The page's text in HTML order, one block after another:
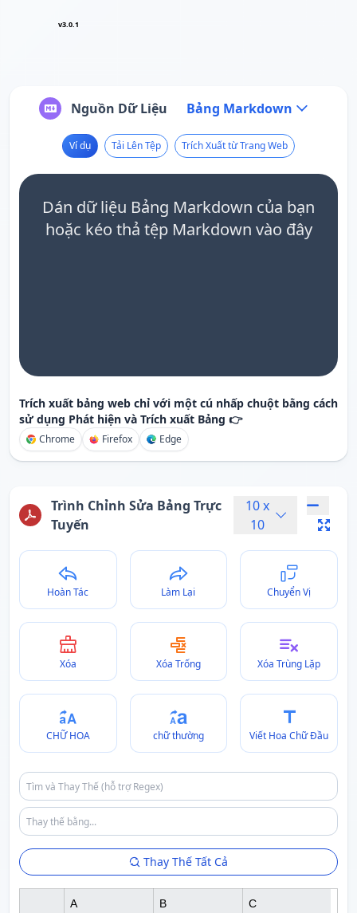
v3.0.1
Nguồn Dữ Liệu Bảng Markdown
Ví dụ Tải Lên Tệp Trích Xuất từ Trang Web
Dán dữ liệu Bảng Markdown của bạn
hoặc kéo thả tệp Markdown vào đây
Trích xuất bảng web chỉ với một cú nhấp chuột bằng cách
sử dụng Phát hiện và Trích xuất Bảng 👉
Chrome Firefox Edge
Trình Chỉnh Sửa Bảng Trực
Tuyến
10x
10
Hoàn Tác Làm Lại Chuyển Vị
Xóa Xóa Trống Xóa Trùng Lặp
CHỮ HOA chữ thường Viết Hoa Chữ Đầu
Thay Thế Tất Cả
A B C